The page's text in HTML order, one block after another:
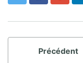
privés
Précédent